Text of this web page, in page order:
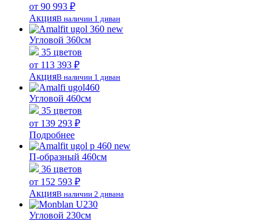
от 90 993 ₽
АкцияВ наличии 1 диван
Угловой 360см
35 цветов
от 113 393 ₽
АкцияВ наличии 1 диван
Угловой 460см
35 цветов
от 139 293 ₽
Подробнее
П-образный 460см
36 цветов
от 152 593 ₽
АкцияВ наличии 2 дивана
Угловой 230см